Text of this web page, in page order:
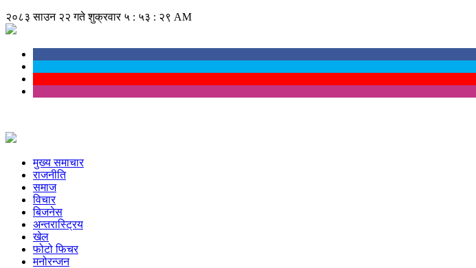
२०८३ साउन २२ गते शुक्रवार ५ : ५३ : ३० AM
मुख्य समाचार
राजनीति
समाज
विचार
बिजनेस
अन्तरास्ट्रिय
खेल
फोटो फिचर
मनोरन्जन